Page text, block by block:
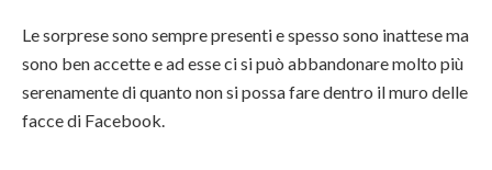
Le sorprese sono sempre presenti e spesso sono inattese ma
sono ben accette e ad esse ci si può abbandonare molto più
serenamente di quanto non si possa fare dentro il muro delle
facce di Facebook.